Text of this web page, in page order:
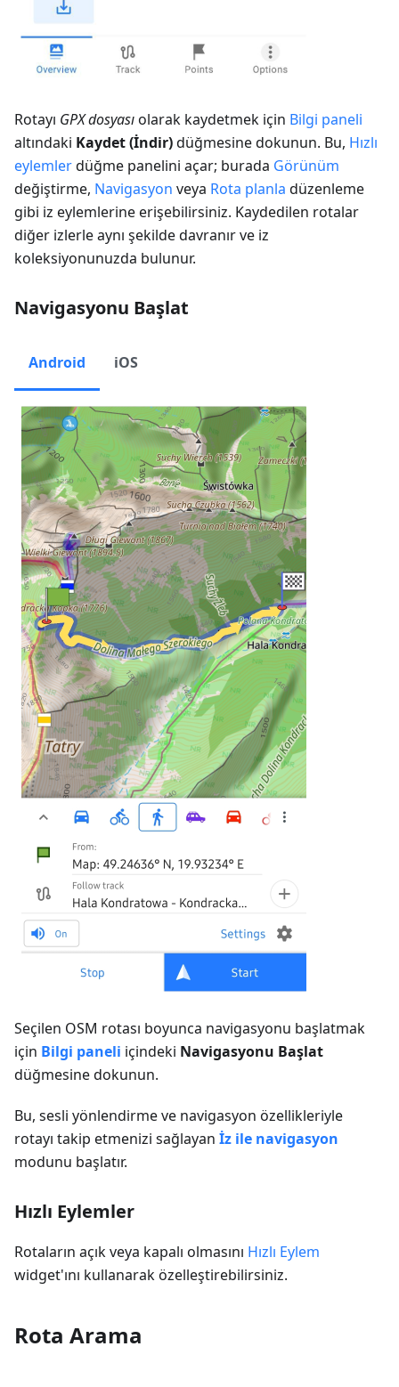
Rotayı GPX dosyasıolarak kaydetmek için Bilgi paneli
altındaki Kaydet (İndir)düğmesine dokunun. Bu, Hızlı
eylemlerdüğme panelini açar; burada Görünüm
değiştirme, Navigasyon veya Rota planla düzenleme
gibi iz eylemlerine erişebilirsiniz. Kaydedilen rotalar
diğer izlerle aynı şekilde davranır ve iz
koleksiyonunuzda bulunur.
Navigasyonu Başlat
Android iOS
Seçilen OSM rotası boyunca navigasyonu başlatmak
için Bilgi paneli içindeki Navigasyonu Başlat
düğmesine dokunun.
Bu, sesli yönlendirme ve navigasyon özellikleriyle
rotayı takip etmenizi sağlayan İz ile navigasyon
modunu başlatır.
Hızlı Eylemler
Rotaların açık veya kapalı olmasını Hızlı Eylem
widget'ını kullanarak özelleştirebilirsiniz.
Rota Arama